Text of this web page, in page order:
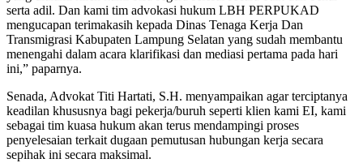
serta adil. Dan kami tim advokasi hukum LBH PERPUKAD
mengucapan terimakasih kepada Dinas Tenaga Kerja Dan
Transmigrasi Kabupaten Lampung Selatan yang sudah membantu
menengahi dalam acara klarifikasi dan mediasi pertama pada hari
ini,” paparnya.
Senada, Advokat Titi Hartati, S.H. menyampaikan agar terciptanya
keadilan khususnya bagi pekerja/buruh seperti klien kami EI, kami
sebagai tim kuasa hukum akan terus mendampingi proses
penyelesaian terkait dugaan pemutusan hubungan kerja secara
sepihak ini secara maksimal.